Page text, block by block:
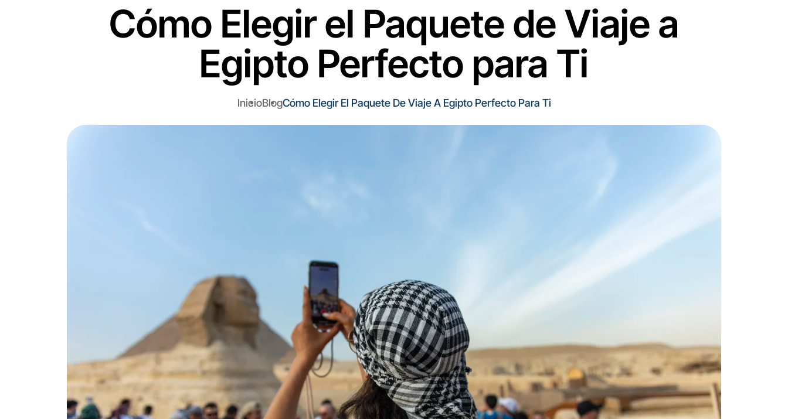
Cómo Elegir el Paquete de Viaje a
Egipto Perfecto para Ti
InicioBlogCómo Elegir El Paquete De Viaje A Egipto Perfecto Para Ti